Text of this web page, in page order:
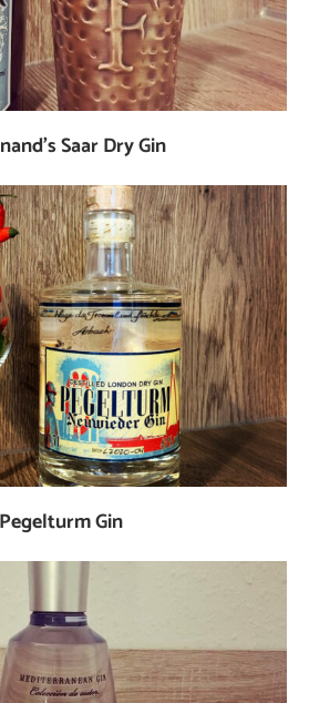
Saar Dry Gin
Pegelturm Gin